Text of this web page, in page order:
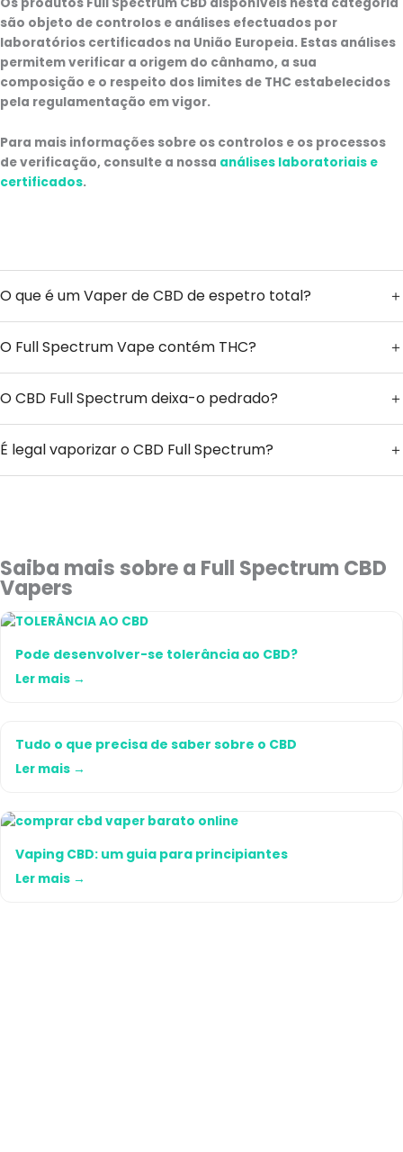
são objeto de controlos e análises efectuados por
laboratórios certificados na União Europeia. Estas análises
permitem verificar a origem do cânhamo, a sua
composição e o respeito dos limites de THC estabelecidos
pela regulamentação em vigor.
Para mais informações sobre os controlos e os processos
de verificação, consulte a nossa análises laboratoriais e
certificados.
O que é um Vaper de CBD de espetro total?
O Full Spectrum Vape contém THC?
O CBD Full Spectrum deixa-o pedrado?
É legal vaporizar o CBD Full Spectrum?
Saiba mais sobre a Full Spectrum CBD
Vapers
Pode desenvolver-se tolerância ao CBD?
Ler mais →
Tudo o que precisa de saber sobre o CBD
Ler mais →
Vaping CBD: um guia para principiantes
Ler mais →